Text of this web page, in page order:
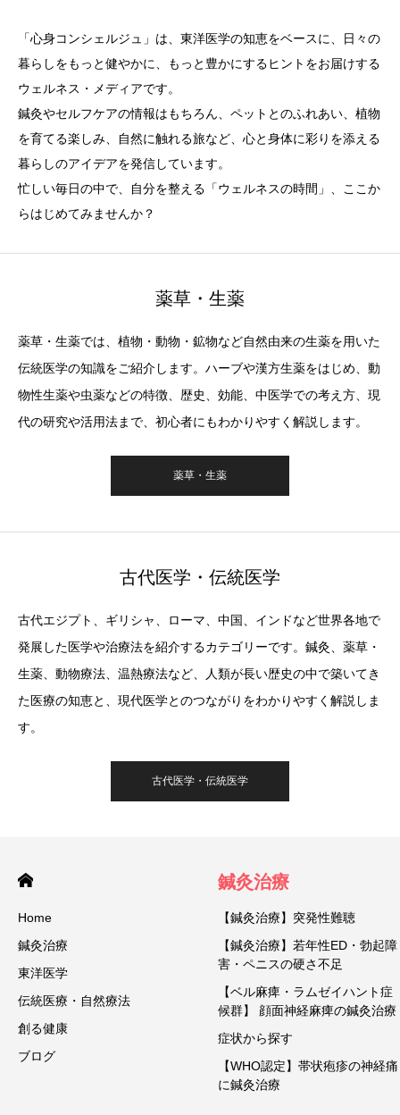
「心身コンシェルジュ」は、東洋医学の知恵をベースに、日々の
暮らしをもっと健やかに、もっと豊かにするヒントをお届けする
ウェルネス・メディアです。
鍼灸やセルフケアの情報はもちろん、ペットとのふれあい、植物
を育てる楽しみ、自然に触れる旅など、心と身体に彩りを添える
暮らしのアイデアを発信しています。
忙しい毎日の中で、自分を整える「ウェルネスの時間」、ここか
らはじめてみませんか？
薬草・生薬
薬草・生薬では、植物・動物・鉱物など自然由来の生薬を用いた
伝統医学の知識をご紹介します。ハーブや漢方生薬をはじめ、動
物性生薬や虫薬などの特徴、歴史、効能、中医学での考え方、現
代の研究や活用法まで、初心者にもわかりやすく解説します。
薬草・生薬
古代医学・伝統医学
古代エジプト、ギリシャ、ローマ、中国、インドなど世界各地で
発展した医学や治療法を紹介するカテゴリーです。鍼灸、薬草・
生薬、動物療法、温熱療法など、人類が長い歴史の中で築いてき
た医療の知恵と、現代医学とのつながりをわかりやすく解説しま
す。
古代医学・伝統医学
Home
鍼灸治療
東洋医学
伝統医療・自然療法
創る健康
ブログ
鍼灸治療
【鍼灸治療】突発性難聴
【鍼灸治療】若年性ED・勃起障
害・ペニスの硬さ不足
【ベル麻痺・ラムゼイハント症
候群】 顔面神経麻痺の鍼灸治療
症状から探す
【WHO認定】帯状疱疹の神経痛
に鍼灸治療